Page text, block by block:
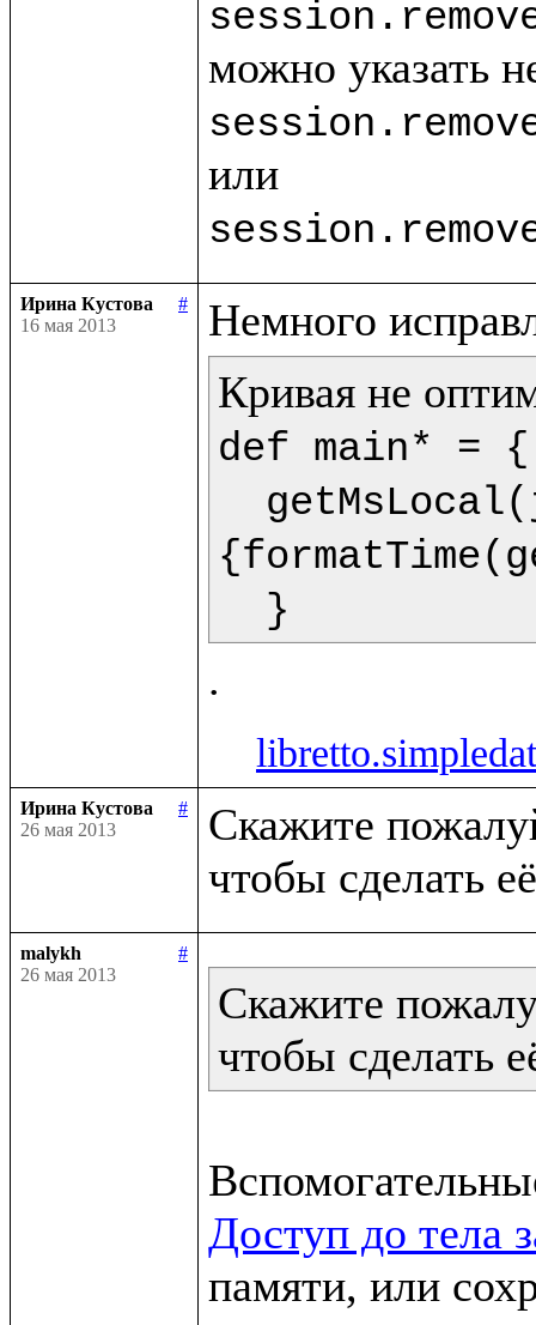
Ирина Кустова
#
16 мая 2013
def main* = {
  }
Ирина Кустова
#
26 мая 2013
Скажите
malykh
#
26 мая 2013
Скажите
чтобы сделать
Доступ до тела
памяти, или